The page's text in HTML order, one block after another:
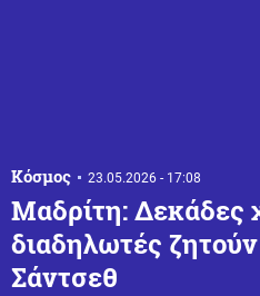
Κόσμος 23.05.2026 - 17:08
Μαδρίτη: Δεκάδες
διαδηλωτές
Σάντσεθ